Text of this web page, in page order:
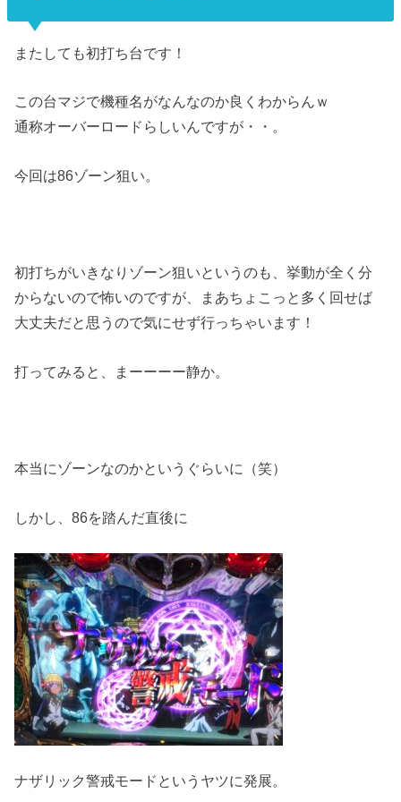
またしても初打ち台です！
この台マジで機種名がなんなのか良くわからんｗ
通称オーバーロードらしいんですが・・。
今回は86ゾーン狙い。
初打ちがいきなりゾーン狙いというのも、挙動が全く分
からないので怖いのですが、まあちょこっと多く回せば
大丈夫だと思うので気にせず行っちゃいます！
打ってみると、まーーーー静か。
本当にゾーンなのかというぐらいに（笑）
しかし、86を踏んだ直後に
ナザリック警戒モードというヤツに発展。